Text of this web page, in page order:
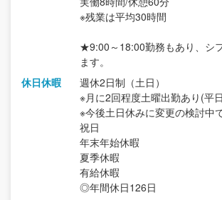
※残業は平均30時間
★9:00～18:00勤務もあり、シ
ます。
休日休暇
週休2日制（土日）
※月に2回程度土曜出勤あり(平
※今後土日休みに変更の検討中で
祝日
年末年始休暇
夏季休暇
有給休暇
◎年間休日126日